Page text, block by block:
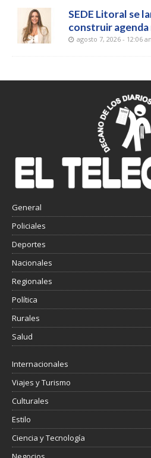
SEDE Litoral se
construir agenda
agosto 7, 2026 - 12:06
General
Policiales
Deportes
Nacionales
Regionales
Política
Rurales
Salud
Internacionales
Viajes y Turismo
Culturales
Estilo
Ciencia y Tecnología